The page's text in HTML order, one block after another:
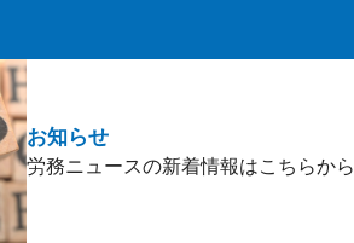
お知らせ
労務ニュースの新着情報はこちらから